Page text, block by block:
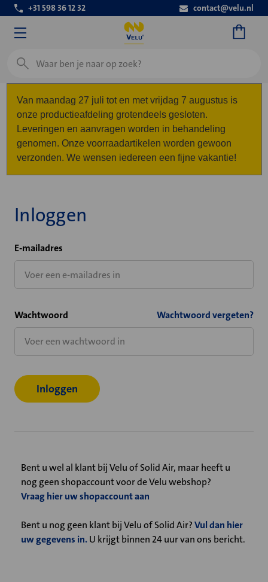
+31 598 36 12 32 contact@velu.nl
Zoeken
Van maandag 27 juli tot en met vrijdag 7 augustus is
onze productieafdeling grotendeels gesloten.
Leveringen en aanvragen worden in behandeling
genomen. Onze voorraadartikelen worden gewoon
verzonden. We wensen iedereen een fijne vakantie!
Inloggen
E-mailadres
Wachtwoord Wachtwoord vergeten?
Bent u wel al klant bij Velu of Solid Air, maar heeft u
nog geen shopaccount voor de Velu webshop?
Vraag hier uw shopaccount aan
Bent u nog geen klant bij Velu of Solid Air?Vul dan hier
uw gegevens in.U krijgt binnen 24 uur van ons bericht.